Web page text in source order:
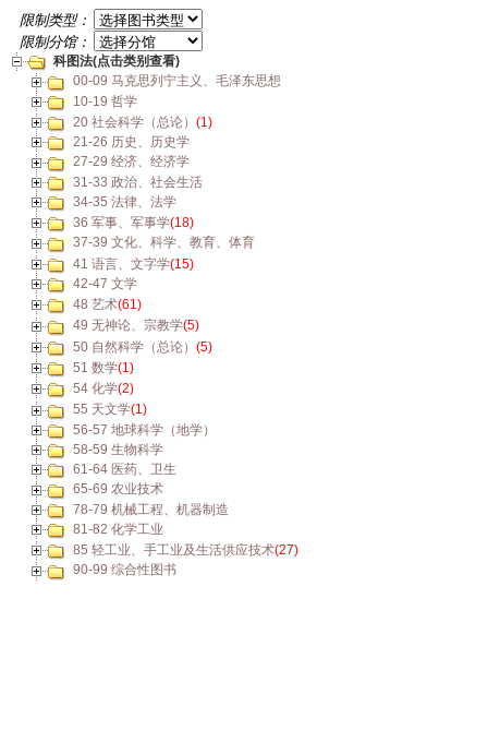
限制类型：
限制分馆：
科图法(点击类别查看)
00-09 马克思列宁主义、毛泽东思想
10-19 哲学
20 社会科学（总论） (1)
21-26 历史、历史学
27-29 经济、经济学
31-33 政治、社会生活
34-35 法律、法学
36 军事、军事学(18)
37-39 文化、科学、教育、体育
41 语言、文字学(15)
42-47 文学
48 艺术(61)
49 无神论、宗教学(5)
50 自然科学（总论） (5)
51 数学(1)
54 化学(2)
55 天文学(1)
56-57 地球科学（地学）
58-59 生物科学
61-64 医药、卫生
65-69 农业技术
78-79 机械工程、机器制造
81-82 化学工业
85 轻工业、手工业及生活供应技术(27)
90-99 综合性图书